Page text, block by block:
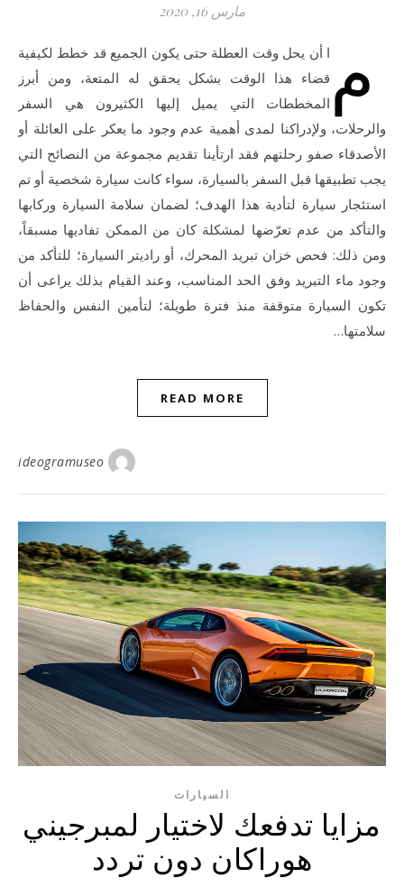
مارس 16, 2020
م ا أن يحل وقت العطلة حتى يكون الجميع قد خطط لكيفية
قضاء هذا الوقت بشكل يحقق له المتعة، ومن أبرز
المخططات التي يميل إليها الكثيرون هي السفر
والرحلات، ولإدراكنا لمدى أهمية عدم وجود ما يعكر على العائلة أو
الأصدقاء صفو رحلتهم فقد ارتأينا تقديم مجموعة من النصائح التي
يجب تطبيقها قبل السفر بالسيارة، سواء كانت سيارة شخصية أو تم
استئجار سيارة لتأدية هذا الهدف؛ لضمان سلامة السيارة وركابها
والتأكد من عدم تعرّضها لمشكلة كان من الممكن تفاديها مسبقاً،
ومن ذلك: فحص خزان تبريد المحرك، أو راديتر السيارة؛ للتأكد من
وجود ماء التبريد وفق الحد المناسب، وعند القيام بذلك يراعى أن
تكون السيارة متوقفة منذ فترة طويلة؛ لتأمين النفس والحفاظ
سلامتها…
READ MORE
ideogramuseo
السيارات
مزايا تدفعك لاختيار لمبرجيني
هوراكان دون تردد